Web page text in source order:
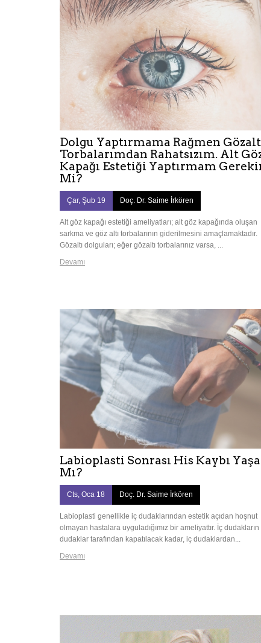
Dolgu Yaptırmama Rağmen
Torbalarımdan Rahatsızım. Alt
Kapağı Estetiği Yaptırmam
Mi?
Çar, Şub 19 Doç. Dr. Saime İrkören
Alt göz kapağı estetiği ameliyatları; alt göz kapağında oluşan
sarkma ve göz altı torbalarının giderilmesini amaçlamaktadır.
Gözaltı dolguları; eğer gözaltı torbalarınız varsa, ...
Devamı
Labioplasti Sonrası His Kaybı
Mı?
Cts, Oca 18 Doç. Dr. Saime İrkören
Labioplasti genellikle iç dudaklarından estetik açıdan hoşnut
olmayan hastalara uyguladığımız bir ameliyattır. İç dudakların
dudaklar tarafından kapatılacak kadar, iç dudaklardan...
Devamı